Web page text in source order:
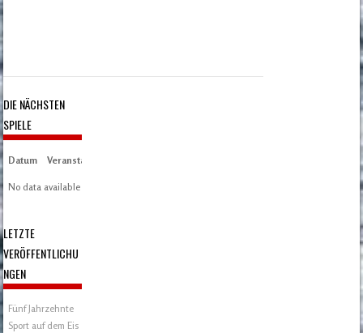
DIE NÄCHSTEN
SPIELE
Datum Veranstaltung
No data available in table
LETZTE
VERÖFFENTLICHU
NGEN
Fünf Jahrzehnte
Sport auf dem Eis